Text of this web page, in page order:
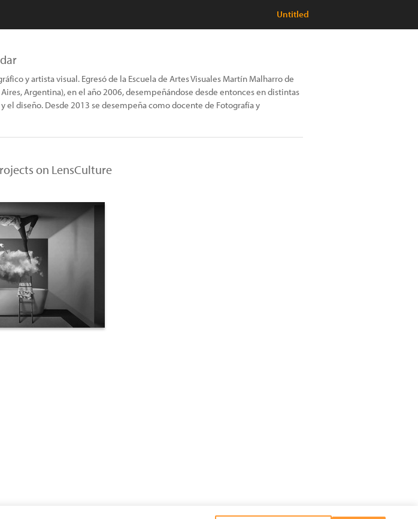
Untitled
y artista visual. Egresó de la Escuela de Artes Visuales Martín Malharro de
Argentina), en el año 2006, desempeñándose desde entonces en distintas
el diseño. Desde 2013 se desempeña como docente de Fotografía y
on LensCulture